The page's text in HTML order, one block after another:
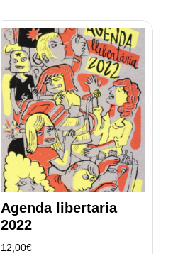
Agenda libertaria
2022
12,00€